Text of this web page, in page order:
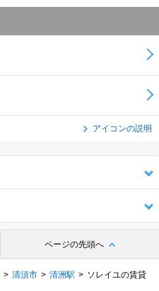
アイコンの説明
ページの先頭へ
清須市 清洲駅
ソレイユの賃貸